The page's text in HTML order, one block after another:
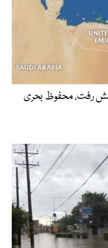
پیش رفت، محفوظ بحری